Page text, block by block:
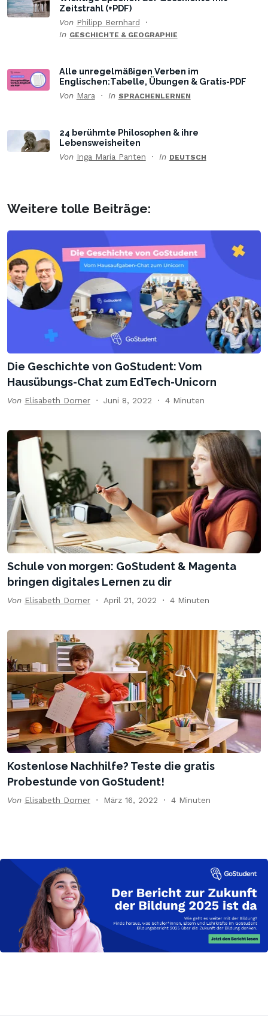
Zeitstrahl (+PDF)
Von Philipp Bernhard
In GESCHICHTE & GEOGRAPHIE
Alle unregelmäßigen Verben im
Englischen:Tabelle, Übungen & Gratis-PDF
Von Mara In SPRACHENLERNEN
24 berühmte Philosophen & ihre
Lebensweisheiten
Von Inga Maria Panten In DEUTSCH
Weitere tolle Beiträge:
Die Geschichte von GoStudent: Vom
Hausübungs-Chat zum EdTech-Unicorn
Von Elisabeth Dorner Juni 8, 2022 4 Minuten
Schule von morgen: GoStudent & Magenta
bringen digitales Lernen zu dir
Von Elisabeth Dorner April 21, 2022 4 Minuten
Kostenlose Nachhilfe? Teste die gratis
Probestunde von GoStudent!
Von Elisabeth Dorner März 16, 2022 4 Minuten